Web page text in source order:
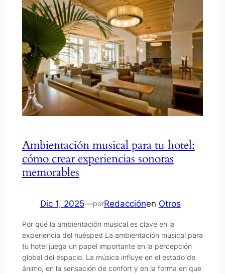
Ambientación musical para tu hotel:
cómo crear experiencias sonoras
memorables
Dic 1, 2025—porRedacciónen Otros
Por qué la ambientación musical es clave en la
experiencia del huésped La ambientación musical para
tu hotel juega un papel importante en la percepción
global del espacio. La música influye en el estado de
ánimo, en la sensación de confort y en la forma en que